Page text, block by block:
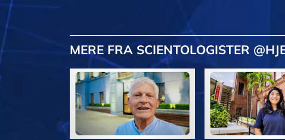
MERE FRA SCIENTOLOGISTER